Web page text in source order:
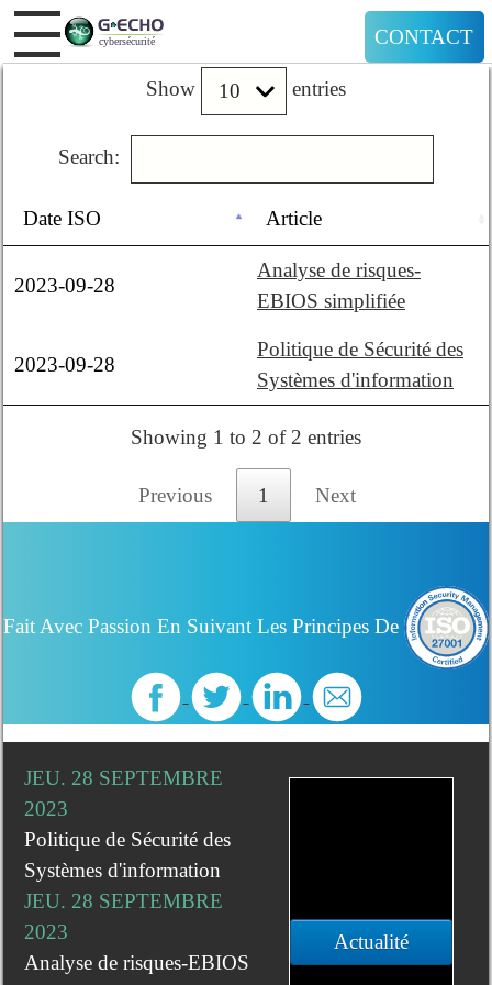
CONTACT
Show entries
Search:
Date ISO Article
2023-09-28
Analyse de risques-
EBIOS simplifiée
2023-09-28
Politique de Sécurité des
Systèmes d'information
Showing 1 to 2 of 2 entries
Previous 1 Next
Fait Avec Passion En Suivant Les Principes De
Actualité
JEU. 28 SEPTEMBRE
2023
Politique de Sécurité des
Systèmes d'information
JEU. 28 SEPTEMBRE
2023
Analyse de risques-EBIOS